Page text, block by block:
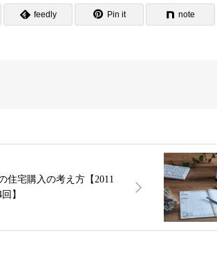
feedly Pin it note
住宅購入の考え方【2011
】